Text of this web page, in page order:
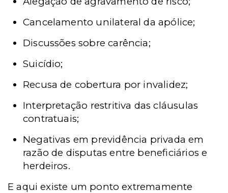
Cancelamento unilateral da apólice;
Discussões sobre carência;
Suicídio;
Recusa de cobertura por invalidez;
Interpretação restritiva das cláusulas
contratuais;
Negativas em previdência privada em
razão de disputas entre beneficiários e
herdeiros.
E aqui existe um ponto extremamente